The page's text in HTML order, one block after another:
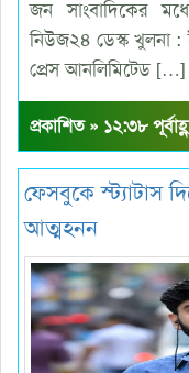
জন সাংবাদিকের
নিউজ২৪ ডেস্ক খুলনা :
প্রেস আনলিমিটেড […]
প্রকাশিত » ১২:৩৮
ফেসবুকে স্ট্যাটাস
আত্মহনন